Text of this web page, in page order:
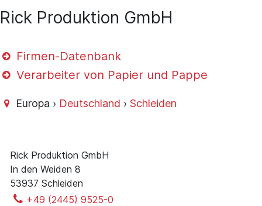
Rick Produktion GmbH
Firmen-Datenbank
Verarbeiter von Papier und Pappe
Europa › Deutschland ›Schleiden
Rick Produktion GmbH
In den Weiden 8
53937 Schleiden
+49 (2445) 9525-0